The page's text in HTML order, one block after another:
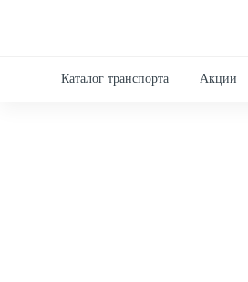
Каталог транспорта Акции